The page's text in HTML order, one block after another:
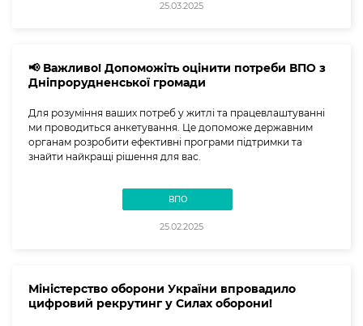
25.03.2025
📢 Важливо! Допоможіть оцінити потреби ВПО з
Дніпрорудненської громади
Для розуміння ваших потреб у житлі та працевлаштуванні
ми проводиться анкетування. Це допоможе державним
органам розробити ефективні програми підтримки та
знайти найкращі рішення для вас.
ВПО
25.02.2025
Міністерство оборони України впровадило
цифровий рекрутинг у Силах оборони!